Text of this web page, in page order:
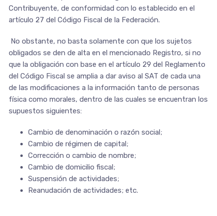
Contribuyente, de conformidad con lo establecido en el
artículo 27 del Código Fiscal de la Federación.
No obstante, no basta solamente con que los sujetos
obligados se den de alta en el mencionado Registro, si no
que la obligación con base en el artículo 29 del Reglamento
del Código Fiscal se amplia a dar aviso al SAT de cada una
de las modificaciones a la información tanto de personas
física como morales, dentro de las cuales se encuentran los
supuestos siguientes:
Cambio de denominación o razón social;
Cambio de régimen de capital;
Corrección o cambio de nombre;
Cambio de domicilio fiscal;
Suspensión de actividades;
Reanudación de actividades; etc.